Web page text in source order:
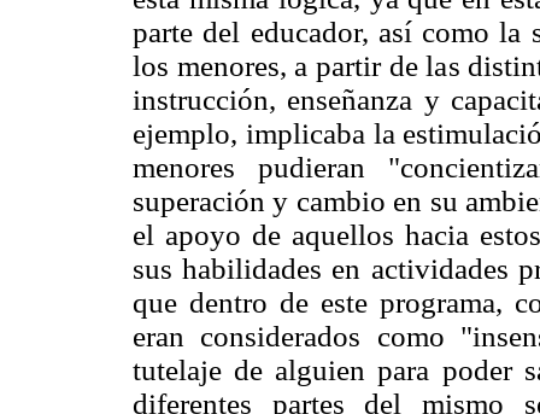
parte del educador, así como la
los menores, a partir de las
instrucción, enseñanza y
ejemplo, implicaba la
menores pudieran
superación y cambio en su
el apoyo de aquellos hacia
sus habilidades en actividades
que dentro de este programa,
eran considerados como
tutelaje de alguien para poder
diferentes partes del mismo